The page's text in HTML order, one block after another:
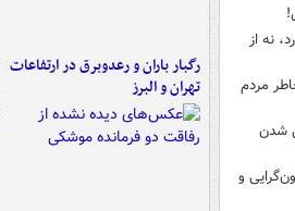
نه از
مردم
شدن
و
رگبار باران و رعدوبرق در ارتفاعات
تهران و البرز